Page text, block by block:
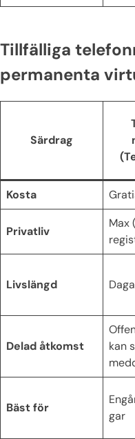
Tillfälliga
permanenta
Särdrag
Kosta
Privatliv
Max
Livslängd
Delad åtkomst
kan
Bäst för
gar